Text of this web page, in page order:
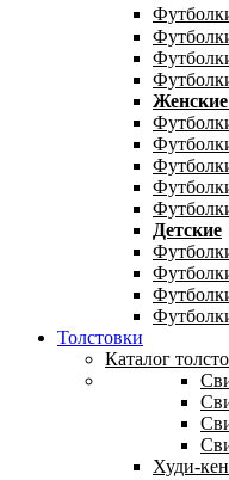
Детские
Толстовки
Каталог
Худи-